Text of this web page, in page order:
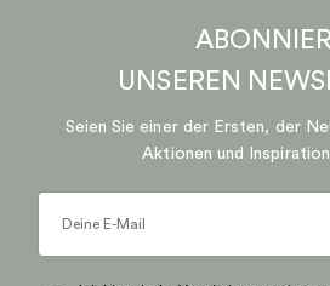
UNSEREN
Seien Sie einer der Ersten, der
Aktionen und